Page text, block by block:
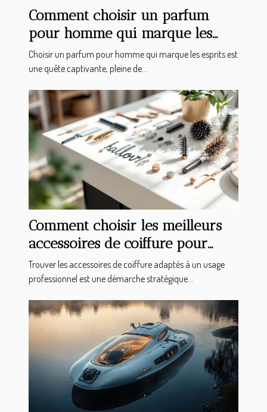
Comment choisir un parfum
pour homme qui marque les
esprits ?
Choisir un parfum pour homme qui marque les esprits est
une quête captivante, pleine de...
Comment choisir les meilleurs
accessoires de coiffure pour
professionnels ?
Trouver les accessoires de coiffure adaptés à un usage
professionnel est une démarche stratégique...